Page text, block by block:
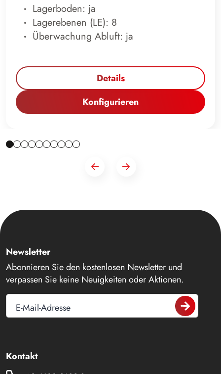
Lagerboden: ja
Lagerebenen (LE): 8
Überwachung Abluft: ja
Details
Konfigurieren
Newsletter
Abonnieren Sie den kostenlosen Newsletter und
verpassen Sie keine Neuigkeiten oder Aktionen.
E-Mail-Adresse
Kontakt